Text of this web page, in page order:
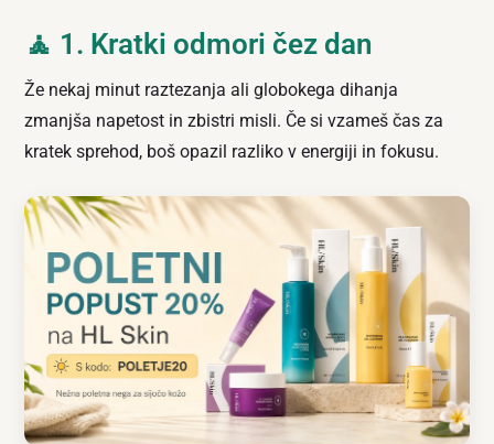
🧘 1. Kratki odmori čez dan
Že nekaj minut raztezanja ali globokega dihanja
zmanjša napetost in zbistri misli. Če si vzameš čas za
kratek sprehod, boš opazil razliko v energiji in fokusu.